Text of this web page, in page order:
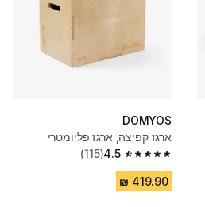
DOMYOS
ארגז קפיצה, ארגז פליומטרי
4.5
4.5 out of 5 stars from 115 reviews
(115)